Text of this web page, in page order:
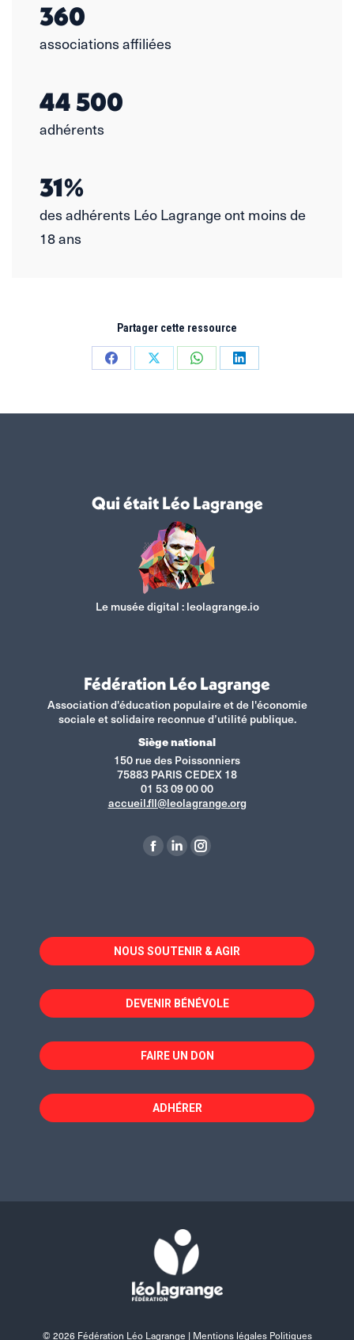
360
associations affiliées
44 500
adhérents
31%
des adhérents Léo Lagrange ont moins de
18 ans
Partager cette ressource
Partager
Facebook
Partager
X
Partager
WhatsApp
Partager
LinkedIn
Qui était Léo Lagrange
Le musée digital :leolagrange.io
Fédération Léo Lagrange
Association d'éducation populaire et de l'économie
sociale et solidaire reconnue d’utilité publique.
Siège national
150 rue des Poissonniers
75883 PARIS CEDEX 18
01 53 09 00 00
accueil.fll@leolagrange.org
La
dans
une
fenêtre
La
dans
une
fenêtre
La
dans
une
fenêtre
NOUS SOUTENIR & AGIR
DEVENIR BÉNÉVOLE
FAIRE UN DON
ADHÉRER
© 2026 Fédération Léo Lagrange | Mentions légales Politiques